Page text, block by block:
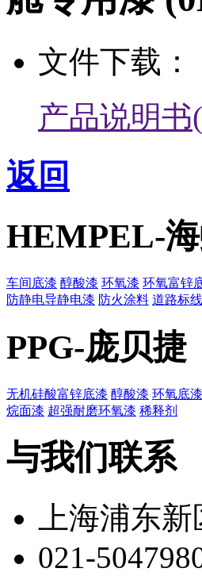
文件下载：
产品说明书
返回
HEMPEL-
车间底漆 醇酸漆 环氧漆 环氧富锌
防静电导静电漆 防火涂料 道路标
PPG-庞贝捷
无机硅酸富锌底漆 醇酸漆 环氧底漆
烷面漆 超强耐磨环氧漆 稀释剂
与我们联系
上海浦东
021-